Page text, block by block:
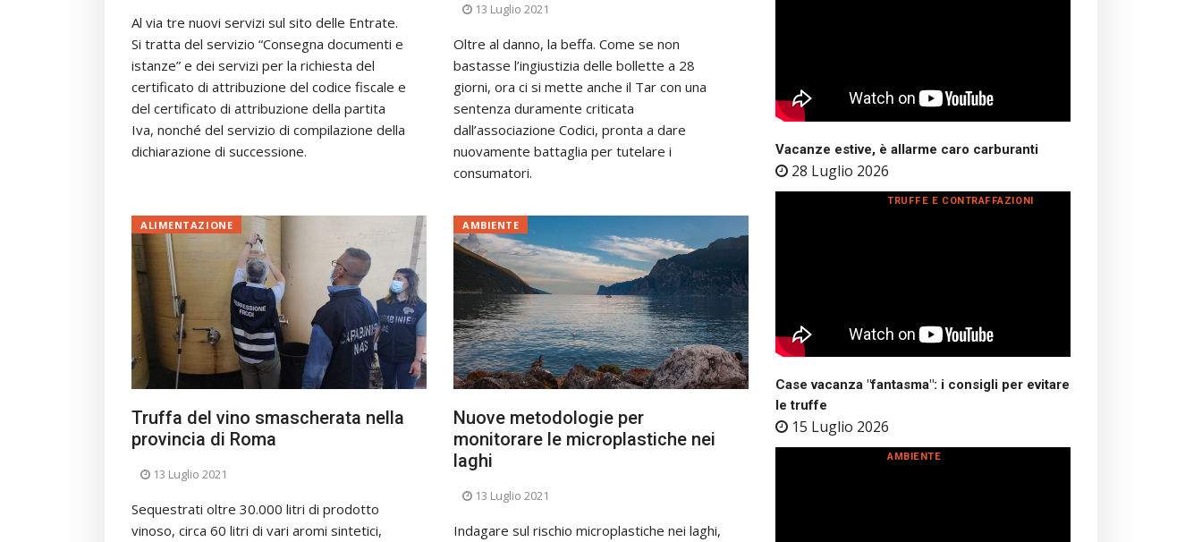
Al via tre nuovi servizi sul sito delle Entrate.
Si tratta del servizio “Consegna documenti e
istanze” e dei servizi per la richiesta del
certificato di attribuzione del codice fiscale e
del certificato di attribuzione della partita
Iva, nonché del servizio di compilazione della
dichiarazione di successione.
13 Luglio 2021
Oltre al danno, la beffa. Come se non
bastasse l’ingiustizia delle bollette a 28
giorni, ora ci si mette anche il Tar con una
sentenza duramente criticata
dall’associazione Codici, pronta a dare
nuovamente battaglia per tutelare i
consumatori.
Truffa del vino smascherata nella
provincia di Roma
ALIMENTAZIONE
13 Luglio 2021
Sequestrati oltre 30.000 litri di prodotto
vinoso, circa 60 litri di vari aromi sintetici,
Nuove metodologie per
monitorare le microplastiche nei
laghi
AMBIENTE
13 Luglio 2021
Indagare sul rischio microplastiche nei laghi,
Vacanze estive, è allarme caro carburanti
28 Luglio 2026
Case vacanza "fantasma": i consigli per evitare
le truffe
15 Luglio 2026
TRUFFE E CONTRAFFAZIONI
AMBIENTE